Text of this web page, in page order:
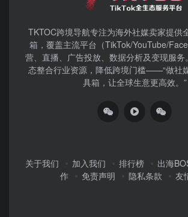
TKTOC跨境导航​专注为海外社媒卖家提供
箱，覆盖主流平台（TikTok/YouTube/
营、直播、广告投放、数据分析及变现服务
态整合行业资源，降低跨境门槛——“做社
具箱，让全球生意更高效。”
关于我们 加入我们 排行榜 出海
作
免责声明 隐私条款 友